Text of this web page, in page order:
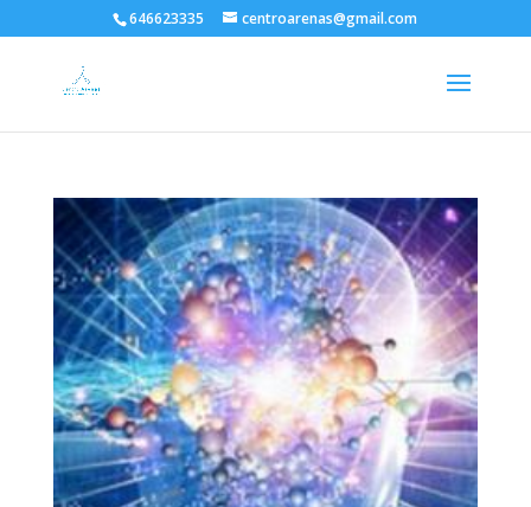
646623335 centroarenas@gmail.com